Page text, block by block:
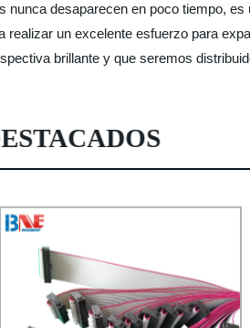
desaparecen en poco tiempo,
un excelente esfuerzo para
brillante y que seremos